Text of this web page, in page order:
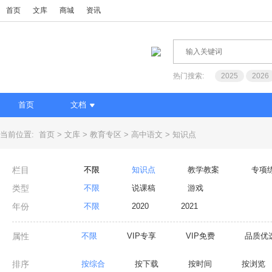
首页 文库 商城 资讯
热门搜索: 2025 2026
首页 文档
当前位置: 首页 文库 教育专区 高中语文 知识点
栏目 不限 知识点 教学教案 专项
类型 不限 说课稿 游戏
年份 不限 2020 2021
属性 不限 VIP专享 VIP免费 品质优
排序 按综合 按下载 按时间 按浏览